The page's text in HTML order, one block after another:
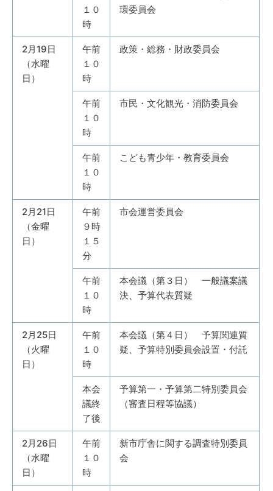
１０
時
環委員会
2月19日
（水曜
日）
午前
１０
時
政策・総務・財政委員会
午前
１０
時
市民・文化観光・消防委員会
午前
１０
時
こども青少年・教育委員会
2月21日
（金曜
日）
午前
９時
１５
分
市会運営委員会
午前
１０
時
本会議（第３日） 一般議案議
決、予算代表質疑
2月25日
（火曜
日）
午前
１０
時
本会議（第４日） 予算関連質
疑、予算特別委員会設置・付託
本会
議終
了後
予算第一・予算第二特別委員会
（審査日程等協議）
2月26日
（水曜
日）
午前
１０
時
新市庁舎に関する調査特別委員
会